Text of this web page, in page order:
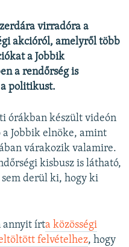
virradóra a
akcióról, amelyről több
a Jobbik
a rendőrség is
politikust.
órákban készült videón
Jobbik elnöke, amint
várakozik valamire.
kisbusz is látható,
sem derül ki, hogy ki
annyit írta közösségi
felvételhez, hogy